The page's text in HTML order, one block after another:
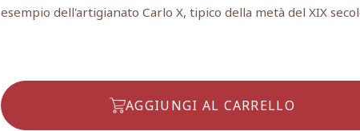
esempio dell'artigianato Carlo X, tipico della metà del XIX
AGGIUNGI AL CARRELLO